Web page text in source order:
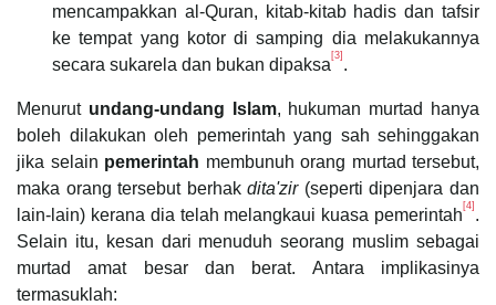
mencampakkan al-Quran, kitab-kitab hadis dan tafsir
ke tempat yang kotor di samping dia melakukannya
secara sukarela dan bukan dipaksa [3] .
Menurut undang-undang Islam, hukuman murtad hanya
boleh dilakukan oleh pemerintah yang sah sehinggakan
jika selain pemerintah membunuh orang murtad tersebut,
maka orang tersebut berhakdita'zir(seperti dipenjara dan
lain-lain) kerana dia telah melangkaui kuasa pemerintah [4] .
Selain itu, kesan dari menuduh seorang muslim sebagai
murtad amat besar dan berat. Antara implikasinya
termasuklah: